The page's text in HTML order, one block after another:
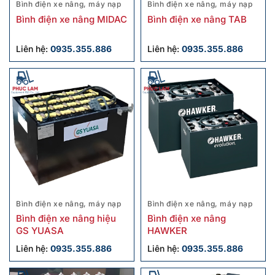
Bình điện xe nâng, máy nạp
Bình điện xe nâng MIDAC
Liên hệ: 0935.355.886
Bình điện xe nâng, máy nạp
Bình điện xe nâng TAB
Liên hệ: 0935.355.886
Bình điện xe nâng, máy nạp
Bình điện xe nâng hiệu
GS YUASA
Liên hệ: 0935.355.886
Bình điện xe nâng, máy nạp
Bình điện xe nâng
HAWKER
Liên hệ: 0935.355.886